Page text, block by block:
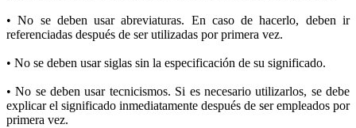
• No se deben usar abreviaturas. En caso de hacerlo, deben ir
referenciadas después de ser utilizadas por primera vez.
• No se deben usar siglas sin la especificación de su significado.
• No se deben usar tecnicismos. Si es necesario utilizarlos, se debe
explicar el significado inmediatamente después de ser empleados por
primera vez.